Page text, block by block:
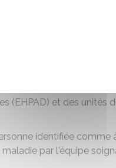
une forme grave de la
âgées de 80 ans et
immunodéprimés, quel
des établissements
(EHPAD) et des unités
identifiée comme
par l'équipe